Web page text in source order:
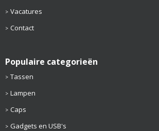
Vacatures
Contact
Populaire categorieën
Tassen
Lampen
Caps
Gadgets en USB's